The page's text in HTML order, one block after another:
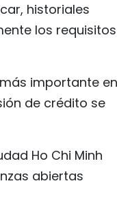
historiales
los requisitos
importante
de crédito se
Ho Chi Minh
abiertas